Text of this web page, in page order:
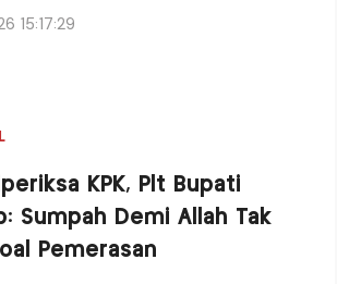
15:17:29
KPK, Plt Bupati
Sumpah Demi Allah Tak
Pemerasan